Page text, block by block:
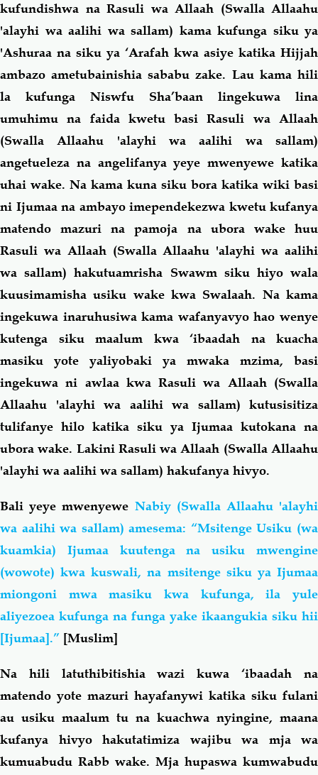
kufundishwa na Rasuli wa Allaah (Swalla Allaahu
'alayhi wa aalihi wa sallam) kama kufunga siku ya
'Ashuraa na siku ya ‘Arafah kwa asiye katika Hijjah
ambazo ametubainishia sababu zake. Lau kama hili
la kufunga Niswfu Sha’baan lingekuwa lina
umuhimu na faida kwetu basi Rasuli wa Allaah
(Swalla Allaahu 'alayhi wa aalihi wa sallam)
angetueleza na angelifanya yeye mwenyewe katika
uhai wake. Na kama kuna siku bora katika wiki basi
ni Ijumaa na ambayo imependekezwa kwetu kufanya
matendo mazuri na pamoja na ubora wake huu
Rasuli wa Allaah (Swalla Allaahu 'alayhi wa aalihi
wa sallam) hakutuamrisha Swawm siku hiyo wala
kuusimamisha usiku wake kwa Swalaah. Na kama
ingekuwa inaruhusiwa kama wafanyavyo hao wenye
kutenga siku maalum kwa ‘ibaadah na kuacha
masiku yote yaliyobaki ya mwaka mzima, basi
ingekuwa ni awlaa kwa Rasuli wa Allaah (Swalla
Allaahu 'alayhi wa aalihi wa sallam) kutusisitiza
tulifanye hilo katika siku ya Ijumaa kutokana na
ubora wake. Lakini Rasuli wa Allaah (Swalla Allaahu
'alayhi wa aalihi wa sallam) hakufanya hivyo.
Bali yeye mwenyewe Nabiy (Swalla Allaahu 'alayhi
wa aalihi wa sallam) amesema: “Msitenge Usiku (wa
kuamkia) Ijumaa kuutenga na usiku mwengine
(wowote) kwa kuswali, na msitenge siku ya Ijumaa
miongoni mwa masiku kwa kufunga, ila yule
aliyezoea kufunga na funga yake ikaangukia siku hii
[Ijumaa].” [Muslim]
Na hili latuthibitishia wazi kuwa ‘ibaadah na
matendo yote mazuri hayafanywi katika siku fulani
au usiku maalum tu na kuachwa nyingine, maana
kufanya hivyo hakutatimiza wajibu wa mja wa
kumuabudu Rabb wake. Mja hupaswa kumwabudu